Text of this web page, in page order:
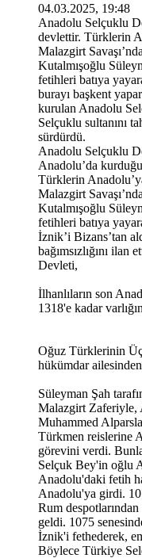
04.03.2025, 19:48
Anadolu Selçuklu
devlettir. Türklerin
Malazgirt
Kutalmışoğlu
fetihleri batıya
burayı başkent
kurulan Anadolu
Selçuklu sultanını
sürdürdü.
Anadolu Selçuklu
Anadolu’da
Türklerin
Malazgirt
Kutalmışoğlu
fetihleri batıya
İznik’i Bizans’tan
bağımsızlığını
Devleti,
İlhanlıların son
1318'e kadar
Oğuz Türklerinin
hükümdar ailesinden
Süleyman Şah
Malazgirt Zaferiyle,
Muhammed
Türkmen reislerine
görevini verdi.
Selçuk Bey'in oğlu
Anadolu'daki fetih
Anadolu'ya girdi.
Rum
geldi. 1075
İznik'i fethederek,
Böylece Türkiye